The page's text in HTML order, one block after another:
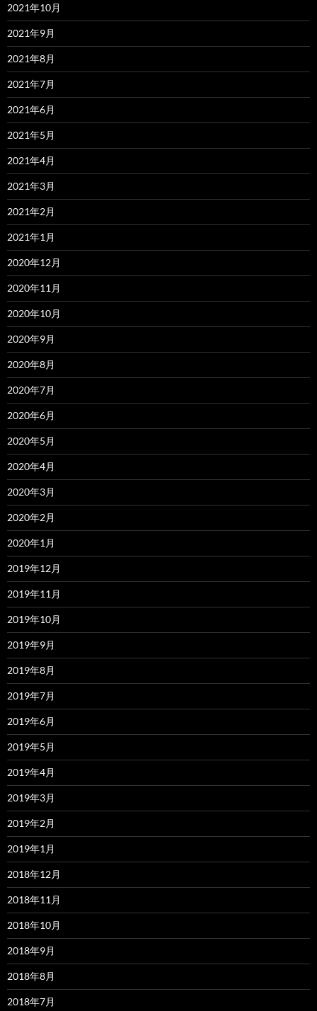
2021年10月
2021年9月
2021年8月
2021年7月
2021年6月
2021年5月
2021年4月
2021年3月
2021年2月
2021年1月
2020年12月
2020年11月
2020年10月
2020年9月
2020年8月
2020年7月
2020年6月
2020年5月
2020年4月
2020年3月
2020年2月
2020年1月
2019年12月
2019年11月
2019年10月
2019年9月
2019年8月
2019年7月
2019年6月
2019年5月
2019年4月
2019年3月
2019年2月
2019年1月
2018年12月
2018年11月
2018年10月
2018年9月
2018年8月
2018年7月